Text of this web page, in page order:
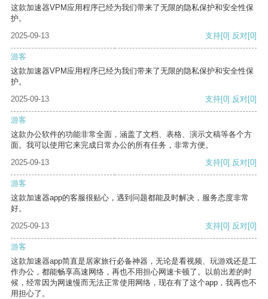
这款加速器VPM应用程序已经为我们带来了无限的隐私保护和安全性保
护。
2025-09-13
支持[0] 反对[0]
游客
这款加速器VPM应用程序已经为我们带来了无限的隐私保护和安全性保
护。
2025-09-13
支持[0] 反对[0]
游客
这款办公软件的功能非常全面，涵盖了文档、表格、演示文稿等各个方
面。我可以使用它来完成日常办公的所有任务，非常方便。
2025-09-13
支持[0] 反对[0]
游客
这款加速器app的客服很贴心，遇到问题都能及时解决，服务态度非常
好。
2025-09-13
支持[0] 反对[0]
游客
这款加速器app简直是居家旅行必备神器，无论是看视频、玩游戏还是工
作办公，都能畅享高速网络，再也不用担心网速卡顿了。以前出差的时
候，经常因为网速慢而无法正常使用网络，现在有了这个app，我再也不
用担心了。